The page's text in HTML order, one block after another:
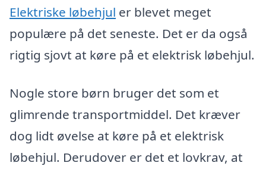
Elektriske løbehjul er blevet meget
populære på det seneste. Det er da også
rigtig sjovt at køre på et elektrisk løbehjul.
Nogle store børn bruger det som et
glimrende transportmiddel. Det kræver
dog lidt øvelse at køre på et elektrisk
løbehjul. Derudover er det et lovkrav, at